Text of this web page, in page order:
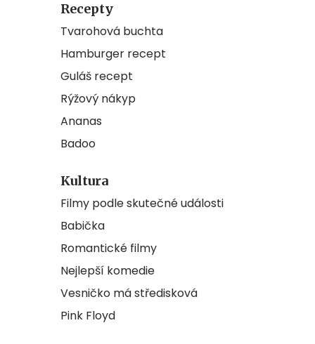
Recepty
Tvarohová buchta
Hamburger recept
Guláš recept
Rýžový nákyp
Ananas
Badoo
Kultura
Filmy podle skutečné události
Babička
Romantické filmy
Nejlepší komedie
Vesničko má středisková
Pink Floyd